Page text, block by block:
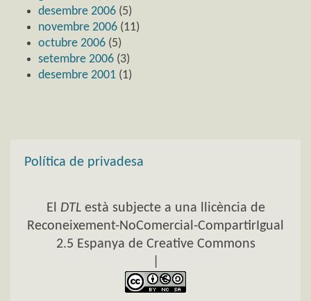
desembre 2006 (5)
novembre 2006 (11)
octubre 2006 (5)
setembre 2006 (3)
desembre 2001 (1)
Política de privadesa
El DTLestà subjecte a una llicència de
Reconeixement-NoComercial-CompartirIgual
2.5 Espanya de Creative Commons